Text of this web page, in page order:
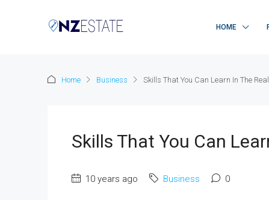
HOME
Home Business Skills That You Can Learn In The
Skills That You Can
10 years ago Business 0